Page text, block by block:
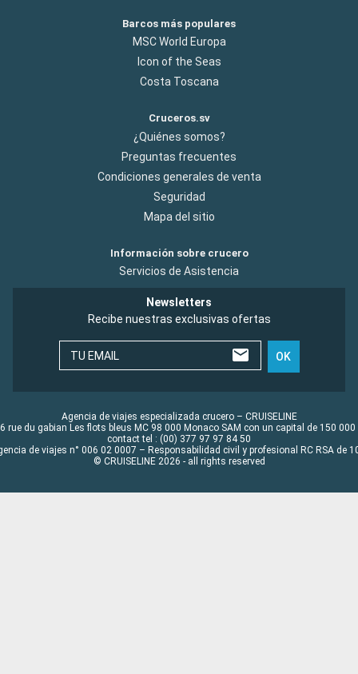
Barcos más populares
MSC World Europa
Icon of the Seas
Costa Toscana
Cruceros.sv
¿Quiénes somos?
Preguntas frecuentes
Condiciones generales de venta
Seguridad
Mapa del sitio
Información sobre crucero
Servicios de Asistencia
Newsletters
Recibe nuestras exclusivas ofertas
TU EMAIL OK
Agencia de viajes especializada crucero – CRUISELINE
rue du gabian Les flots bleus MC 98 000 Monaco SAM con un capital de 150 000
contact tel : (00) 377 97 97 84 50
de viajes n° 006 02 0007 – Responsabilidad civil y profesional RC RSA de
© CRUISELINE 2026 - all rights reserved